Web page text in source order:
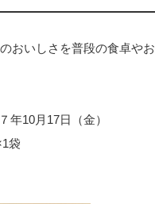
おいしさを普段の食卓や
10月17日（金）
袋